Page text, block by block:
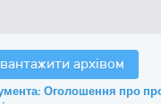
архівом
Оголошення про